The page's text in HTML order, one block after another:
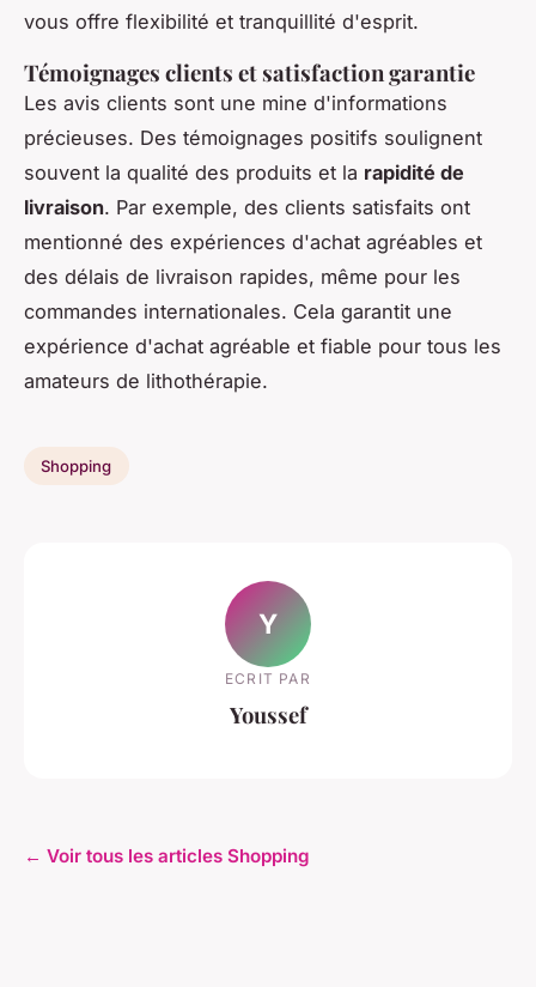
vous offre flexibilité et tranquillité d'esprit.
Témoignages clients et satisfaction garantie
Les avis clients sont une mine d'informations
précieuses. Des témoignages positifs soulignent
souvent la qualité des produits et la rapidité de
livraison. Par exemple, des clients satisfaits ont
mentionné des expériences d'achat agréables et
des délais de livraison rapides, même pour les
commandes internationales. Cela garantit une
expérience d'achat agréable et fiable pour tous les
amateurs de lithothérapie.
Shopping
Y
ECRIT PAR
Youssef
← Voir tous les articles Shopping